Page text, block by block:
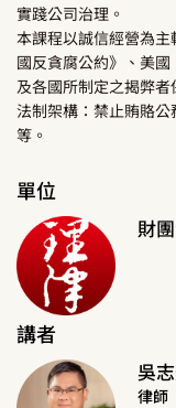
實踐公司治理。
本課程以誠信經營為
國反貪腐公約》、美
及各國所制定之揭弊
法制架構：禁止賄賂
等。
單位
財
講者
吳
律師